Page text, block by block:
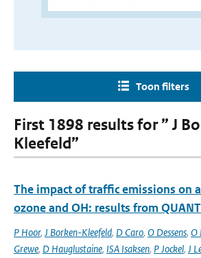
Toon filters
First 1898 results for ” J
Kleefeld”
The impact of traffic emissions on
ozone and OH: results from
P Hoor, J Borken-Kleefeld, D Caro, O Dessens, O
Grewe, D Hauglustaine, ISA Isaksen, P Jockel, J